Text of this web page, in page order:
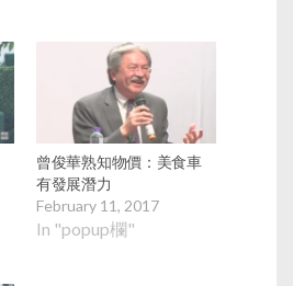
曾俊華熟知物價：美食車
有發展潛力
February 11, 2017
In "popup欄"